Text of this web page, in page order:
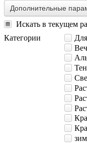
Дополнительные
Искать в текущем
Категории